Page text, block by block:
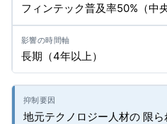
フィンテック普及率50%（中
長期（4年以上）
地元テクノロジー人材の 限